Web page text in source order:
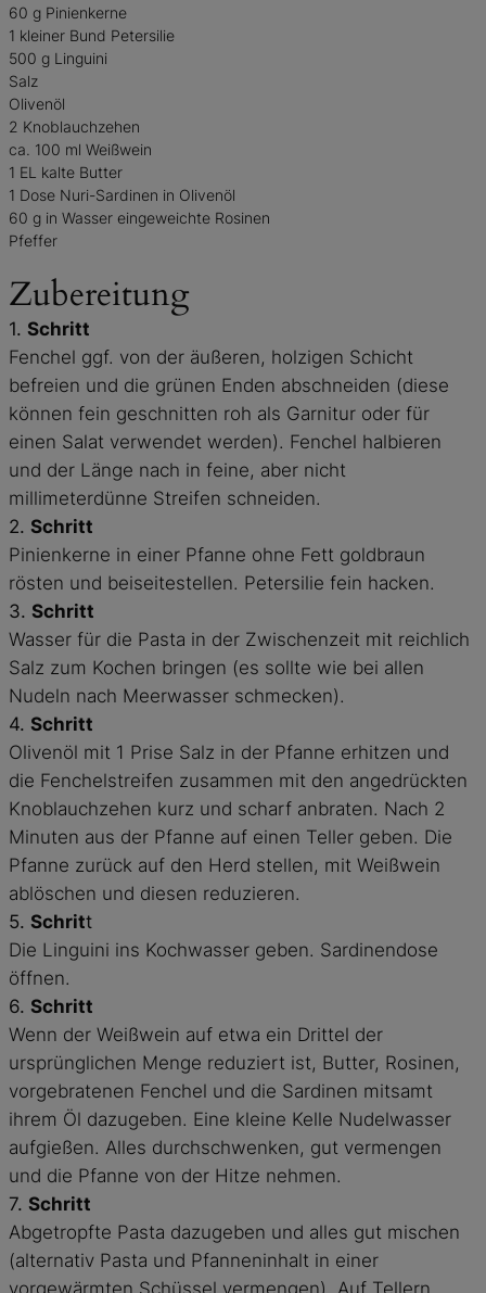
60 g Pinienkerne
1 kleiner Bund Petersilie
500 g Linguini
Salz
Olivenöl
2 Knoblauchzehen
ca. 100 ml Weißwein
1 EL kalte Butter
1 Dose Nuri-Sardinen in Olivenöl
60 g in Wasser eingeweichte Rosinen
Pfeffer
Zubereitung
1. Schritt
Fenchel ggf. von der äußeren, holzigen Schicht
befreien und die grünen Enden abschneiden (diese
können fein geschnitten roh als Garnitur oder für
einen Salat verwendet werden). Fenchel halbieren
und der Länge nach in feine, aber nicht
millimeterdünne Streifen schneiden.
2. Schritt
Pinienkerne in einer Pfanne ohne Fett goldbraun
rösten und beiseitestellen. Petersilie fein hacken.
3. Schritt
Wasser für die Pasta in der Zwischenzeit mit reichlich
Salz zum Kochen bringen (es sollte wie bei allen
Nudeln nach Meerwasser schmecken).
4. Schritt
Olivenöl mit 1 Prise Salz in der Pfanne erhitzen und
die Fenchelstreifen zusammen mit den angedrückten
Knoblauchzehen kurz und scharf anbraten. Nach 2
Minuten aus der Pfanne auf einen Teller geben. Die
Pfanne zurück auf den Herd stellen, mit Weißwein
ablöschen und diesen reduzieren.
5. Schritt
Die Linguini ins Kochwasser geben. Sardinendose
öffnen.
6. Schritt
Wenn der Weißwein auf etwa ein Drittel der
ursprünglichen Menge reduziert ist, Butter, Rosinen,
vorgebratenen Fenchel und die Sardinen mitsamt
ihrem Öl dazugeben. Eine kleine Kelle Nudelwasser
aufgießen. Alles durchschwenken, gut vermengen
und die Pfanne von der Hitze nehmen.
7. Schritt
Abgetropfte Pasta dazugeben und alles gut mischen
(alternativ Pasta und Pfanneninhalt in einer
vorgewärmten Schüssel vermengen). Auf Tellern